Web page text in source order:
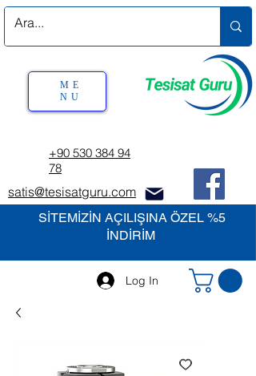
SİTEMİZİN AÇILIŞINA ÖZEL %5
İNDİRİM
+90 530 384 94
78
satis@tesisatguru.com
Log In
ME
NU